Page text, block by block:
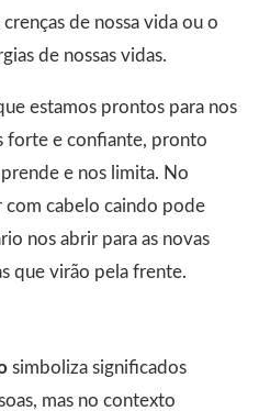
de nossa vida ou o
de nossas vidas.
estamos prontos para nos
forte e confiante, pronto
e nos limita. No
cabelo caindo pode
nos abrir para as novas
que virão pela frente.
simboliza significados
mas no contexto